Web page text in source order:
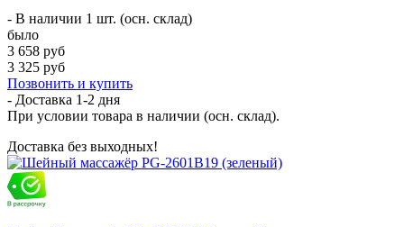
- В наличии 1 шт. (осн. склад)
было
3 658 руб
3 325 руб
Позвонить и купить
- Доставка 1-2 дня
При условии товара в наличии (осн. склад).
Доставка без выходных!